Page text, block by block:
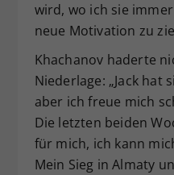
wird, wo ich sie
neue Motivation zu
Khachanov haderte
Niederlage: „Jack hat
aber ich freue mich
Die letzten beiden
für mich, ich kann
Mein Sieg in Almaty